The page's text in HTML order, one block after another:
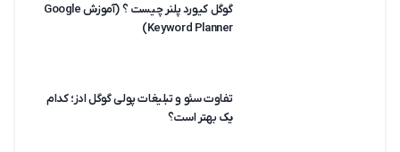
گوگل کیورد پلنر چیست ؟ (آموزش Google
Keyword Planner)
تفاوت سئو و تبلیغات پولی گوگل ادز؛ کدام
یک بهتر است؟